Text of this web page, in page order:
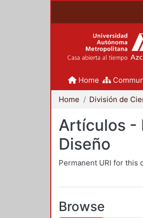
Home
Home
Artículos -
Diseño
Permanent URI for this
Browse